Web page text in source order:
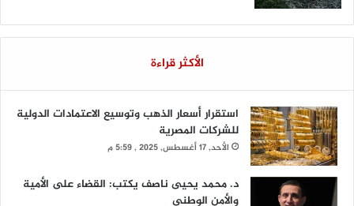
الأكثر قراءة
استقرار أسعار الذهب وتوسيع الاعتمادات الدولية
للشركات المصرية
الأحد, 17 أغسطس, 2025 , 5:59 م
د. محمد يحيى ناصف يكتب: القضاء على الأمية
والأمن الوطني